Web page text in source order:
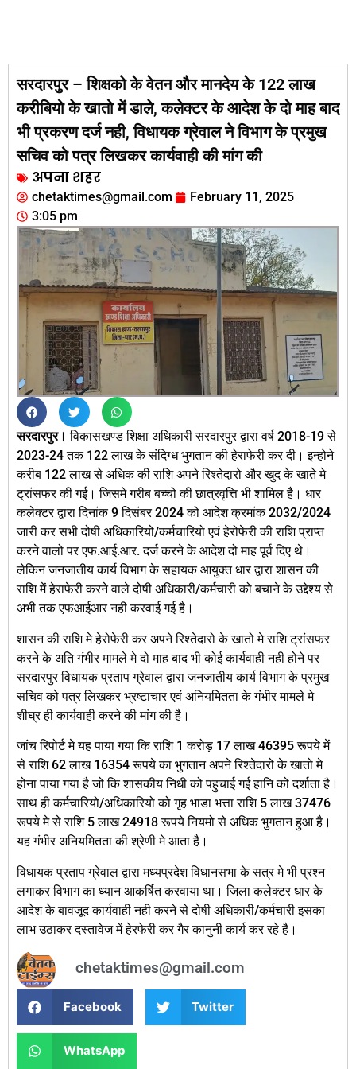
सरदारपुर – शिक्षको के वेतन और मानदेय के 122 लाख
करीबियो के खातो में डाले, कलेक्टर के आदेश के दो माह बाद
भी प्रकरण दर्ज नही, विधायक ग्रेवाल ने विभाग के प्रमुख
सचिव को पत्र लिखकर कार्यवाही की मांग की
अपना शहर
chetaktimes@gmail.com
February 11, 2025
3:05 pm
सरदारपुर।विकासखण्ड शिक्षा अधिकारी सरदारपुर द्वारा वर्ष 2018-19 से
2023-24 तक 122 लाख के संदिग्ध भुगतान की हेराफेरी कर दी। इन्होने
करीब 122 लाख से अधिक की राशि अपने रिश्तेदारो और खुद के खाते मे
ट्रांसफर की गई। जिसमे गरीब बच्चो की छात्रवृत्ति भी शामिल है। धार
कलेक्टर द्वारा दिनांक 9 दिसंबर 2024 को आदेश क्रमांक 2032/2024
जारी कर सभी दोषी अधिकारियो/कर्मचारियो एवं हेरोफेरी की राशि प्राप्त
करने वालो पर एफ.आई.आर. दर्ज करने के आदेश दो माह पूर्व दिए थे।
लेकिन जनजातीय कार्य विभाग के सहायक आयुक्त धार द्वारा शासन की
राशि में हेराफेरी करने वाले दोषी अधिकारी/कर्मचारी को बचाने के उद्देश्य से
अभी तक एफआईआर नही करवाई गई है।
शासन की राशि मे हेरोफेरी कर अपने रिश्तेदारो के खातो मे राशि ट्रांसफर
करने के अति गंभीर मामले मे दो माह बाद भी कोई कार्यवाही नही होने पर
सरदारपुर विधायक प्रताप ग्रेवाल द्वारा जनजातीय कार्य विभाग के प्रमुख
सचिव को पत्र लिखकर भ्रष्टाचार एवं अनियमितता के गंभीर मामले मे
शीघ्र ही कार्यवाही करने की मांग की है।
जांच रिपोर्ट मे यह पाया गया कि राशि 1 करोड़ 17 लाख 46395 रूपये में
से राशि 62 लाख 16354 रूपये का भुगतान अपने रिश्तेदारो के खातो मे
होना पाया गया है जो कि शासकीय निधी को पहुचाई गई हानि को दर्शाता है।
साथ ही कर्मचारियो/अधिकारियो को गृह भाडा भत्ता राशि 5 लाख 37476
रूपये मे से राशि 5 लाख 24918 रूपये नियमो से अधिक भुगतान हुआ है।
यह गंभीर अनियमितता की श्रेणी मे आता है।
विधायक प्रताप ग्रेवाल द्वारा मध्यप्रदेश विधानसभा के सत्र मे भी प्रश्न
लगाकर विभाग का ध्यान आकर्षित करवाया था। जिला कलेक्टर धार के
आदेश के बावजूद कार्यवाही नही करने से दोषी अधिकारी/कर्मचारी इसका
लाभ उठाकर दस्तावेज में हेरफेरी कर गैर कानुनी कार्य कर रहे है।
chetaktimes@gmail.com
Facebook Twitter
WhatsApp